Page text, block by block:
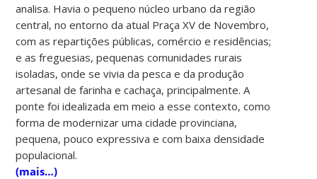
analisa. Havia o pequeno núcleo urbano da região
central, no entorno da atual Praça XV de Novembro,
com as repartições públicas, comércio e residências;
e as freguesias, pequenas comunidades rurais
isoladas, onde se vivia da pesca e da produção
artesanal de farinha e cachaça, principalmente. A
ponte foi idealizada em meio a esse contexto, como
forma de modernizar uma cidade provinciana,
pequena, pouco expressiva e com baixa densidade
populacional.
(mais…)